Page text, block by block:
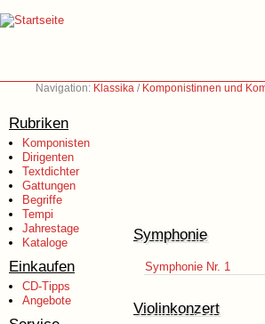
Navigation: Klassika / Komponistinnen und
Rubriken
Komponisten
Dirigenten
Textdichter
Gattungen
Begriffe
Tempi
Jahrestage
Kataloge
Einkaufen
CD-Tipps
Angebote
Symphonie
Symphonie Nr. 1
Violinkonzert